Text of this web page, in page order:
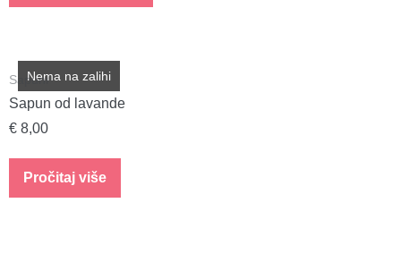
Nema na zalihi
Sapuni
Sapun od lavande
€ 8,00
Pročitaj više